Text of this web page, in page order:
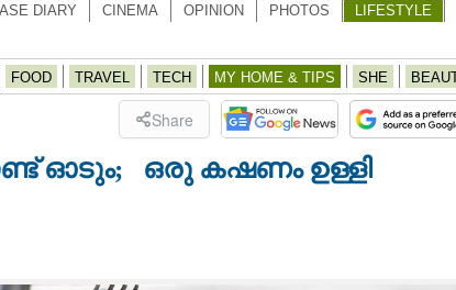
DIARY CINEMA OPINION PHOTOS LIFESTYLE
FOOD TRAVEL TECH MY HOME & TIPS SHE
Share
ഓടും; ഒരു കഷണം ഉള്ളി